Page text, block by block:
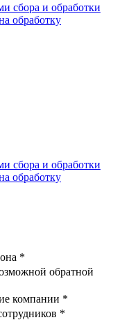
сбора и обработки
обработку
сбора и обработки
обработку
*
обратной
компании *
*